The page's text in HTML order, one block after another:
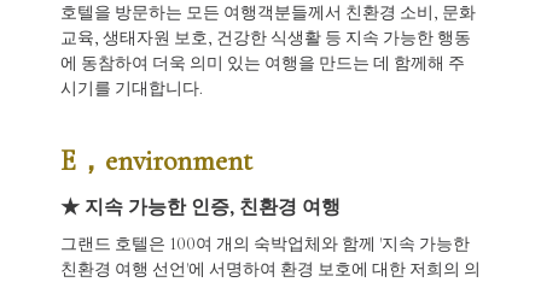
호텔을 방문하는 모든 여행객분들께서 친환경 소비, 문화
교육, 생태자원 보호, 건강한 식생활 등 지속 가능한 행동
에 동참하여 더욱 의미 있는 여행을 만드는 데 함께해 주
시기를 기대합니다.
E，environment
★ 지속 가능한 인증, 친환경 여행
그랜드 호텔은 100여 개의 숙박업체와 함께 '지속 가능한
친환경 여행 선언'에 서명하여 환경 보호에 대한 저희의 의